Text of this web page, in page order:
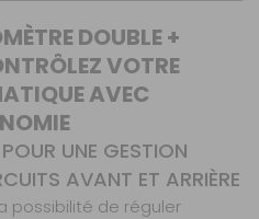
DOUBLE +
VOTRE
AVEC
UNE GESTION
AVANT ET ARRIÈRE
possibilité de réguler